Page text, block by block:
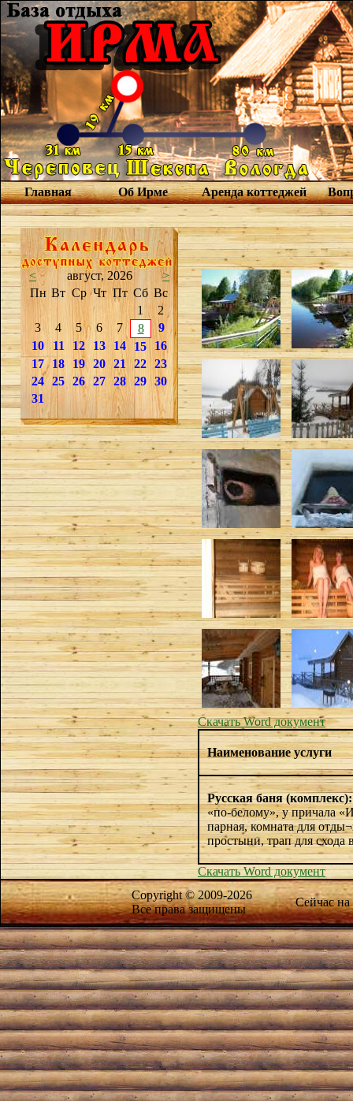
Главная Об Ирме Аренда коттеджей
< август, 2026
>
Пн Вт Ср Чт Пт Сб Вс
1
2
3
4 5 6 7 8
9
10
11 12 13 14 15
16
17
18 19 20 21 22 23
24 25 26 27 28 29 30
31
Скачать Word документ
Наименование услуги
Русская баня (комплекс):
«по-белому», у причала
парная, комната для
простыни, трап для схода
Скачать Word документ
Copyright © 2009-2026
Все права защищены
Сейчас